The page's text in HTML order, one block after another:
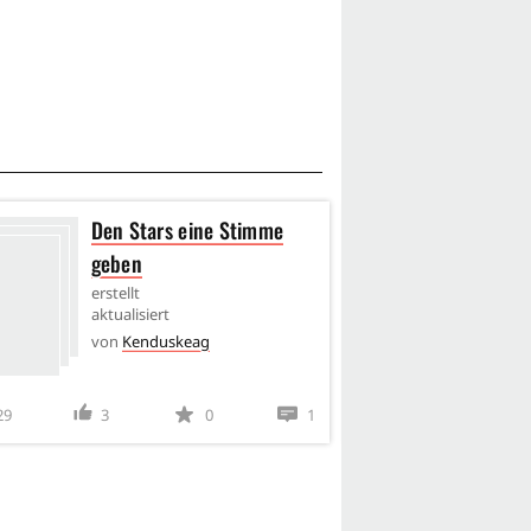
Den Stars eine Stimme
geben
erstellt
aktualisiert
von Kenduskeag
3 0 1